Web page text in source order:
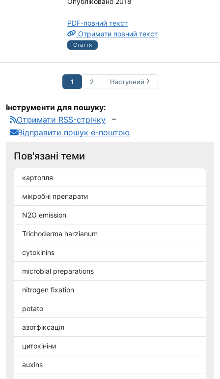
PDF-повний текст
Отримати повний текст
Стаття
1 2 Наступний
Інструменти для пошуку:
Отримати RSS-стрічку
Відправити пошук е-поштою
Пов'язані теми
картопля
мікробні препарати
N2O emission
Trichoderma harzianum
cytokinins
microbial preparations
nitrogen fixation
potato
азотфіксація
цитокініни
auxins